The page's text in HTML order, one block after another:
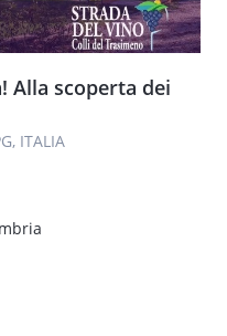
Alla scoperta dei
ITALIA